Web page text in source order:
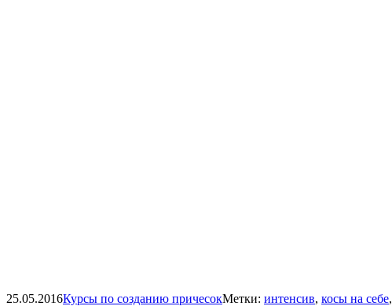
25.05.2016Курсы по созданию причесокМетки: интенсив, косы на себе,